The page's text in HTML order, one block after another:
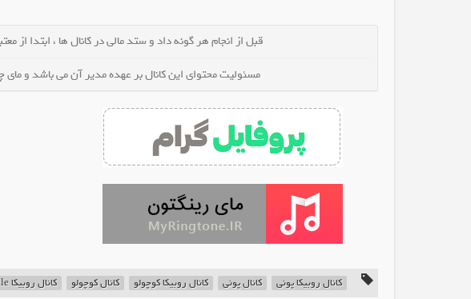
قبل از انجام هر گونه داد و ستد مالی در کانال ها ، ابتدا از
مسئولیت محتوای این کانال بر عهده مدیر آن می باشد و مای
کانال روبیکا پونی کانال پونی کانال روبیکا کوچولو کانال کوچولو کانال روبیکا pony_TwilightSparkle